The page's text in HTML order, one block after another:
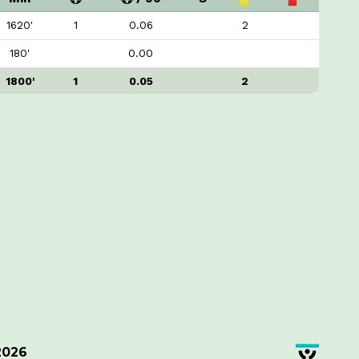
1620' 1 0.06 2
180' 0.00
1800' 1 0.05 2